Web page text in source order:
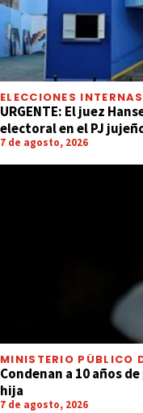
ELECCIONES INTERNAS
URGENTE: El juez
electoral en el PJ
7 de agosto, 2026
MINISTERIO PÚBLICO
Condenan a 10 años
hija
7 de agosto, 2026